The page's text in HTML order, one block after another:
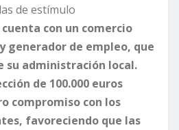
de estímulo
con un comercio
generador de empleo, que
su administración local.
de 100.000 euros
compromiso con los
favoreciendo que las